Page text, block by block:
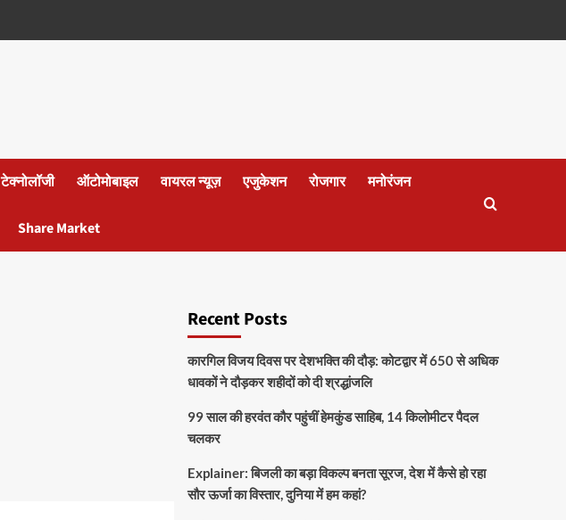
टेक्नोलॉजी ऑटोमोबाइल वायरल न्यूज़ एजुकेशन रोजगार मनोरंजन
Share Market
Recent Posts
कारगिल विजय दिवस पर देशभक्ति की दौड़: कोटद्वार में 650 से अधिक
धावकों ने दौड़कर शहीदों को दी श्रद्धांजलि
99 साल की हरवंत कौर पहुंचीं हेमकुंड साहिब, 14 किलोमीटर पैदल
चलकर
Explainer: बिजली का बड़ा विकल्प बनता सूरज, देश में कैसे हो रहा
सौर ऊर्जा का विस्तार, दुनिया में हम कहां?